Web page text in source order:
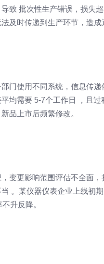
致 批次性生产错误，损失
及时传递到生产环节，造成
门使用不同系统，信息传
均需要 5-7个工作日 ，且
品上市后频繁修改。
变更影响范围评估不全面
。某仪器仪表企业上线初
升反降。